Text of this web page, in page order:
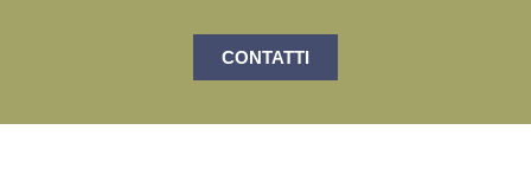
CONTATTI